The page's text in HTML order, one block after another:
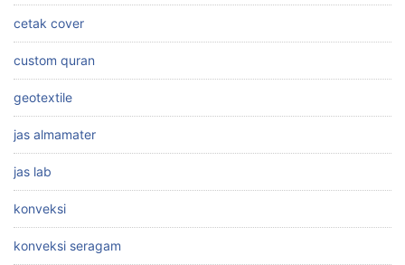
cetak cover
custom quran
geotextile
jas almamater
jas lab
konveksi
konveksi seragam